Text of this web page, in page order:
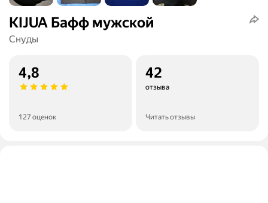
KIJUA Бафф мужской
Снуды
4,8
127 оценок
42
отзыва
Читать отзывы